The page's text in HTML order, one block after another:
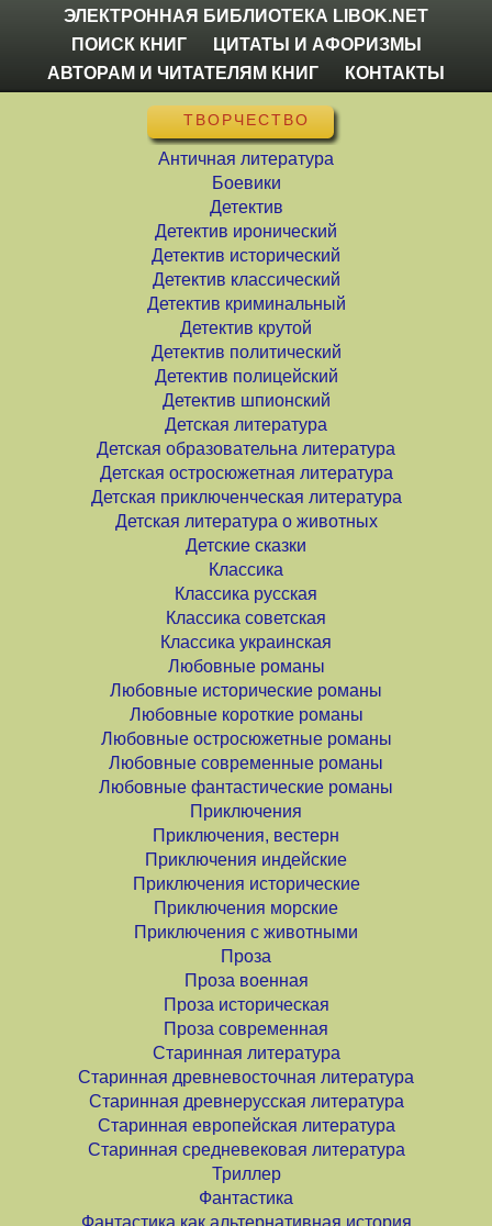
ЭЛЕКТРОННАЯ БИБЛИОТЕКА LIBOK.NET
ПОИСК КНИГ
ЦИТАТЫ И АФОРИЗМЫ
АВТОРАМ И ЧИТАТЕЛЯМ КНИГ
КОНТАКТЫ
ТВОРЧЕСТВО
Античная литература
Боевики
Детектив
Детектив иронический
Детектив исторический
Детектив классический
Детектив криминальный
Детектив крутой
Детектив политический
Детектив полицейский
Детектив шпионский
Детская литература
Детская образовательна литература
Детская остросюжетная литература
Детская приключенческая литература
Детская литература о животных
Детские сказки
Классика
Классика русская
Классика советская
Классика украинская
Любовные романы
Любовные исторические романы
Любовные короткие романы
Любовные остросюжетные романы
Любовные современные романы
Любовные фантастические романы
Приключения
Приключения, вестерн
Приключения индейские
Приключения исторические
Приключения морские
Приключения с животными
Проза
Проза военная
Проза историческая
Проза современная
Старинная литература
Старинная древневосточная литература
Старинная древнерусская литература
Старинная европейская литература
Старинная средневековая литература
Триллер
Фантастика
Фантастика как альтернативная история